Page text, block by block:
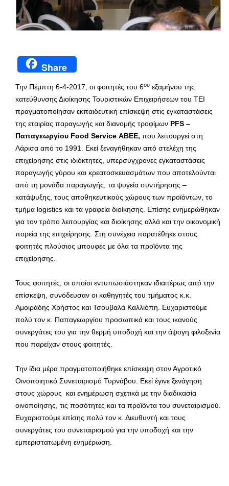
Share
Την Πέμπτη 6-4-2017, οι φοιτητές του 6ου εξαμήνου της
κατεύθυνσης Διοίκησης Τουριστικών Επιχειρήσεων του ΤΕΙ
πραγματοποίησαν εκπαιδευτική επίσκεψη στις εγκαταστάσεις
της εταιρίας παραγωγής και διανομής τροφίμων PFS –
Παπαγεωργίου Food Service ABEE, που λειτουργεί στη
Λάρισα από το 1991. Εκεί ξεναγήθηκαν από στελέχη της
επιχείρησης στις ιδιόκτητες, υπερσύγχρονες εγκαταστάσεις
παραγωγής γύρου και κρεατοσκευασμάτων που αποτελούνται
από τη μονάδα παραγωγής, τα ψυγεία συντήρησης –
κατάψυξης, τους αποθηκευτικούς χώρους των προϊόντων, το
τμήμα logistics και τα γραφεία διοίκησης. Επίσης ενημερώθηκαν
για τον τρόπο λειτουργίας και διοίκησης αλλά και την οικονομική
πορεία της επιχείρησης. Στη συνέχεια παρατέθηκε στους
φοιτητές πλούσιος μπουφές με όλα τα προϊόντα της
επιχείρησης.
Τους φοιτητές, οι οποίοι εντυπωσιάστηκαν ιδιαιτέρως από την
επίσκεψη, συνόδευσαν οι καθηγητές του τμήματος κ.κ.
Αμοιράδης Χρήστος και Τσουβαλά Καλλιόπη. Ευχαριστούμε
πολύ τον κ. Παπαγεωργίου προσωπικά και τους ικανούς
συνεργάτες του για την θερμή υποδοχή και την άψογη φιλοξενία
που παρείχαν στους φοιτητές.
Την ίδια μέρα πραγματοποιήθηκε επίσκεψη στον Αγροτικό
Οινοποιητικό Συνεταιρισμό Τυρνάβου. Εκεί έγινε ξενάγηση
στους χώρους και ενημέρωση σχετικά με την διαδικασία
οινοποίησης, τις ποσότητες και τα προϊόντα του συνεταιρισμού.
Ευχαριστούμε επίσης πολύ τον κ. Διευθυντή και τους
συνεργάτες του συνεταιρισμού για την υποδοχή και την
εμπεριστατωμένη ενημέρωση.